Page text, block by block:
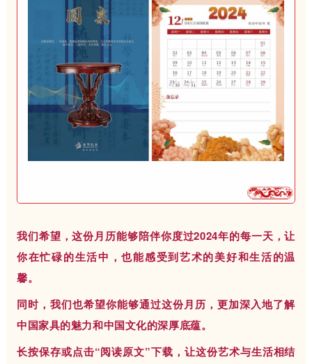
我们希望，这份月历能够陪伴你度过2024年的每一天，让
你在忙碌的生活中，也能感受到艺术的美好和生活的温
馨。
同时，我们也希望你能够通过这份月历，更加深入地了解
中国家具的魅力和中国文化的深厚底蕴。
长按保存或点击“阅读原文”下载，让这份艺术与生活相结